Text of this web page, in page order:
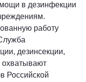
в дезинфекции
работу
дезинсекции,
охватывают
Российской